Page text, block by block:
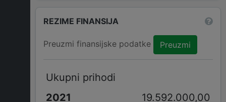
REZIME FINANSIJA
Preuzmi finansijske podatke Preuzmi
Ukupni prihodi
19.592.000,00